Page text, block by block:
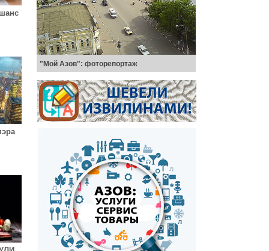
"Мой Азов": фоторепортаж